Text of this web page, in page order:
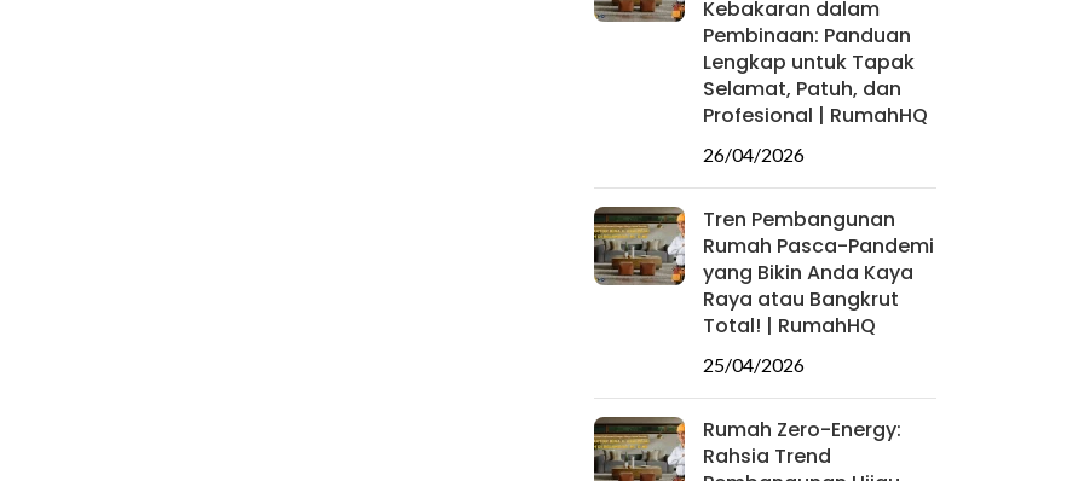
Kebakaran dalam
Pembinaan: Panduan
Lengkap untuk Tapak
Selamat, Patuh, dan
Profesional | RumahHQ
26/04/2026
Tren Pembangunan
Rumah Pasca-Pandemi
yang Bikin Anda Kaya
Raya atau Bangkrut
Total! | RumahHQ
25/04/2026
Rumah Zero-Energy:
Rahsia Trend